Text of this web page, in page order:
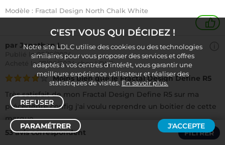
53 avis correspondent FILTRER
Trier /Filtrer
Modèle : Fractal Design North Chalk White
1
par Jonathan L
Publié le 02/12/2024
le 27/06/2024 chez LDLC
Moins bien que le Fractal Design Define R5
Très satisfait de mon Fractal Design Define R5 sur ma
précédente config j'ai voulu reprendre un boitier de cette
marque.
Le boitier est absolument magnifique sur ce point il n'y a
rien a dire, en revanche j'ai été quelque peu déçu sur
C'EST VOUS QUI DÉCIDEZ !
Notre site LDLC utilise des cookies ou des technologies
similaires pour vous proposer des services et offres
adaptés à vos centres d’intérêt, vous garantir une
meilleure expérience utilisateur et réaliser des
statistiques de visites.En savoir plus.
REFUSER
PARAMÉTRER J'ACCEPTE